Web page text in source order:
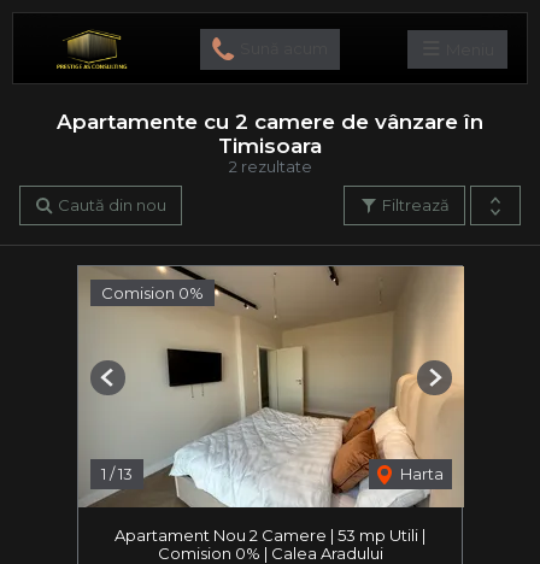
2 rezultate
Apartamente cu 2 camere de vânzare în
Timisoara
Filtrează
Caută din nou
Comision 0%
1 /13 Harta
Previous Next
Apartament Nou 2 Camere | 53 mp Utili |
Comision 0% | Calea Aradului